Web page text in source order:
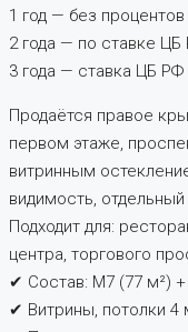
1 год — без процентов
2 года — по ставке ЦБ
3 года — ставка ЦБ РФ
Продаётся правое
первом этаже,
витринным
видимость, отдельный
Подходит для:
центра, торгового
✔ Состав: М7 (77 м²)
✔ Витрины, потолки 4